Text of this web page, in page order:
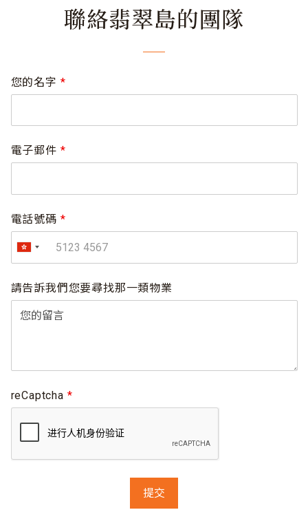
聯絡翡翠島的團隊
您的名字 *
電子郵件 *
電話號碼 *
請告訴我們您要尋找那一類物業
reCaptcha *